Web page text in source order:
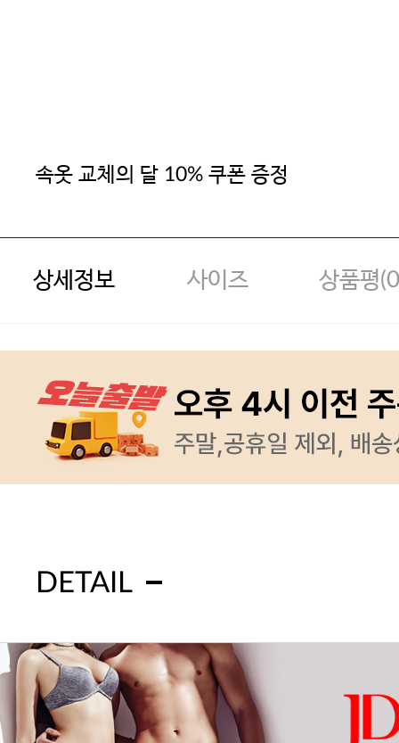
속옷 교체의 달 10% 쿠폰 증정
상세정보 사이즈 상품평(0
DETAIL